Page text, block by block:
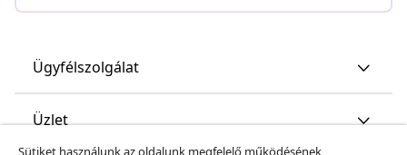
Ügyfélszolgálat
Üzlet
Sütiket használunk az oldalunk megfelelő működésének